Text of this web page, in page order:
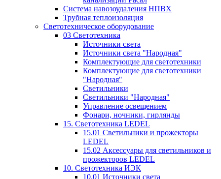
Система навозоудаления НПВХ
Трубная теплоизоляция
Светотехническое оборудование
03 Светотехника
Источники света
Источники света "Народная"
Комплектующие для светотехники
Комплектующие для светотехники
"Народная"
Светильники
Светильники "Народная"
Управление освещением
Фонари, ночники, гирлянды
15. Светотехника LEDEL
15.01 Светильники и прожекторы
LEDEL
15.02 Аксессуары для светильников и
прожекторов LEDEL
10. Светотехника ИЭК
10.01 Источники света